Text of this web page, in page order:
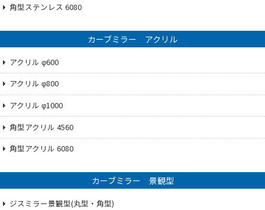
角型ステンレス 6080
カーブミラー アクリル
アクリル φ600
アクリル φ800
アクリル φ1000
角型アクリル 4560
角型アクリル 6080
カーブミラー 景観型
ジスミラー景観型(丸型・角型)